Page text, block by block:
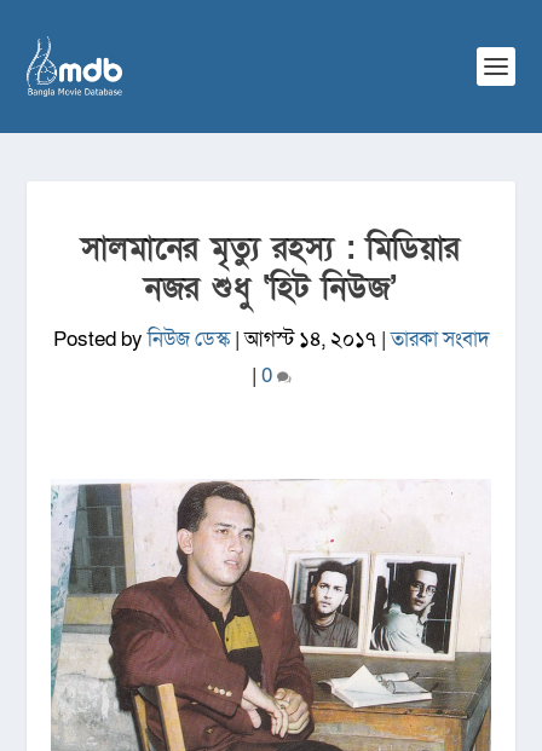
সালমানের মৃত্যু রহস্য : মিডিয়ার
নজর শুধু ‘হিট নিউজ’
Posted byনিউজ ডেস্ক|আগস্ট ১৪, ২০১৭|তারকা সংবাদ
| 0